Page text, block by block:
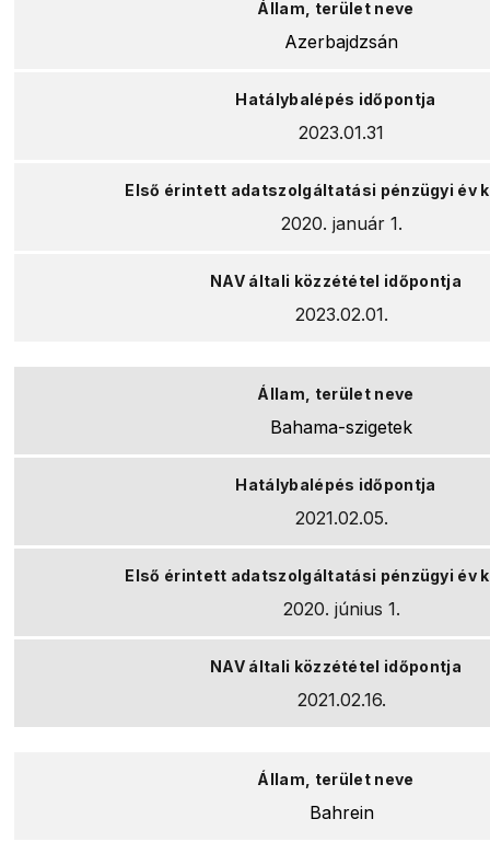
Azerbajdzsán
2023.01.31
2020. január 1.
2023.02.01.
Bahama-szigetek
2021.02.05.
2020. június 1.
2021.02.16.
Bahrein